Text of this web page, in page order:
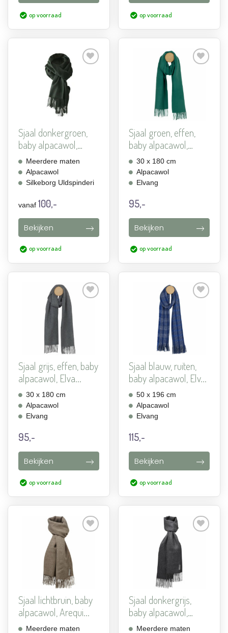
op voorraad op voorraad
verlanglijst
toevoegen
Sjaal donkergroen,
baby alpacawol,
Silke...
Meerdere maten
Alpacawol
Silkeborg Uldspinderi
vanaf 100,-
Bekijken
op voorraad
verlanglijst
toevoegen
Sjaal groen, effen,
baby alpacawol,
Elva...
30 x 180 cm
Alpacawol
Elvang
95,-
Bekijken
op voorraad
verlanglijst
toevoegen
Sjaal grijs, effen, baby
alpacawol, Elva...
30 x 180 cm
Alpacawol
Elvang
95,-
Bekijken
op voorraad
verlanglijst
toevoegen
Sjaal blauw, ruiten,
baby alpacawol, Elv...
50 x 196 cm
Alpacawol
Elvang
115,-
Bekijken
op voorraad
verlanglijst
toevoegen
Sjaal lichtbruin, baby
alpacawol, Arequi...
Meerdere maten
verlanglijst
toevoegen
Sjaal donkergrijs,
baby alpacawol,
Arequ...
Meerdere maten